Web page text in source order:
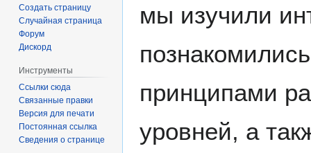
мы изучили
принципами
уровней, а
Создать страницу
Случайная страница
Форум
Дискорд
Инструменты
Ссылки сюда
Связанные правки
Версия для печати
Постоянная ссылка
Сведения о странице